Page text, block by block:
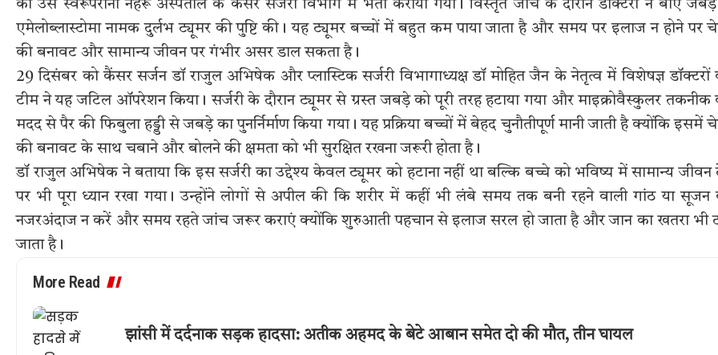
को उसे स्वरूपरानी नेहरू अस्पताल के कैंसर सर्जरी विभाग में भर्ती कराया गया। विस्तृत जांच के दौरान डॉक्टरों ने बाएं
एमेलोब्लास्टोमा नामक दुर्लभ ट्यूमर की पुष्टि की। यह ट्यूमर बच्चों में बहुत कम पाया जाता है और समय पर इलाज न होने पर
की बनावट और सामान्य जीवन पर गंभीर असर डाल सकता है।
29 दिसंबर को कैंसर सर्जन डॉ राजुल अभिषेक और प्लास्टिक सर्जरी विभागाध्यक्ष डॉ मोहित जैन के नेतृत्व में विशेषज्ञ डॉक्टरों
टीम ने यह जटिल ऑपरेशन किया। सर्जरी के दौरान ट्यूमर से ग्रस्त जबड़े को पूरी तरह हटाया गया और माइक्रोवैस्कुलर तकनीक
मदद से पैर की फिबुला हड्डी से जबड़े का पुनर्निर्माण किया गया। यह प्रक्रिया बच्चों में बेहद चुनौतीपूर्ण मानी जाती है क्योंकि इसमें
की बनावट के साथ चबाने और बोलने की क्षमता को भी सुरक्षित रखना जरूरी होता है।
डॉ राजुल अभिषेक ने बताया कि इस सर्जरी का उद्देश्य केवल ट्यूमर को हटाना नहीं था बल्कि बच्चे को भविष्य में सामान्य जीवन
पर भी पूरा ध्यान रखा गया। उन्होंने लोगों से अपील की कि शरीर में कहीं भी लंबे समय तक बनी रहने वाली गांठ या सूजन
नजरअंदाज न करें और समय रहते जांच जरूर कराएं क्योंकि शुरुआती पहचान से इलाज सरल हो जाता है और जान का खतरा भी
जाता है।
More Read
झांसी में दर्दनाक सड़क हादसा: अतीक अहमद के बेटे आबान समेत दो की मौत, तीन घायल